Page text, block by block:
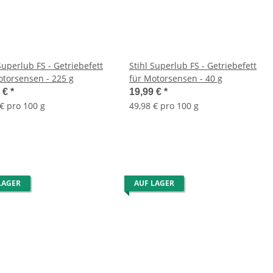
FS - Getriebefett
- 225 g
€ *
pro 100 g
Stihl Superlub FS - Getriebefett
für Motorsensen - 40 g
19,99 € *
49,98 € pro 100 g
AUF LAGER